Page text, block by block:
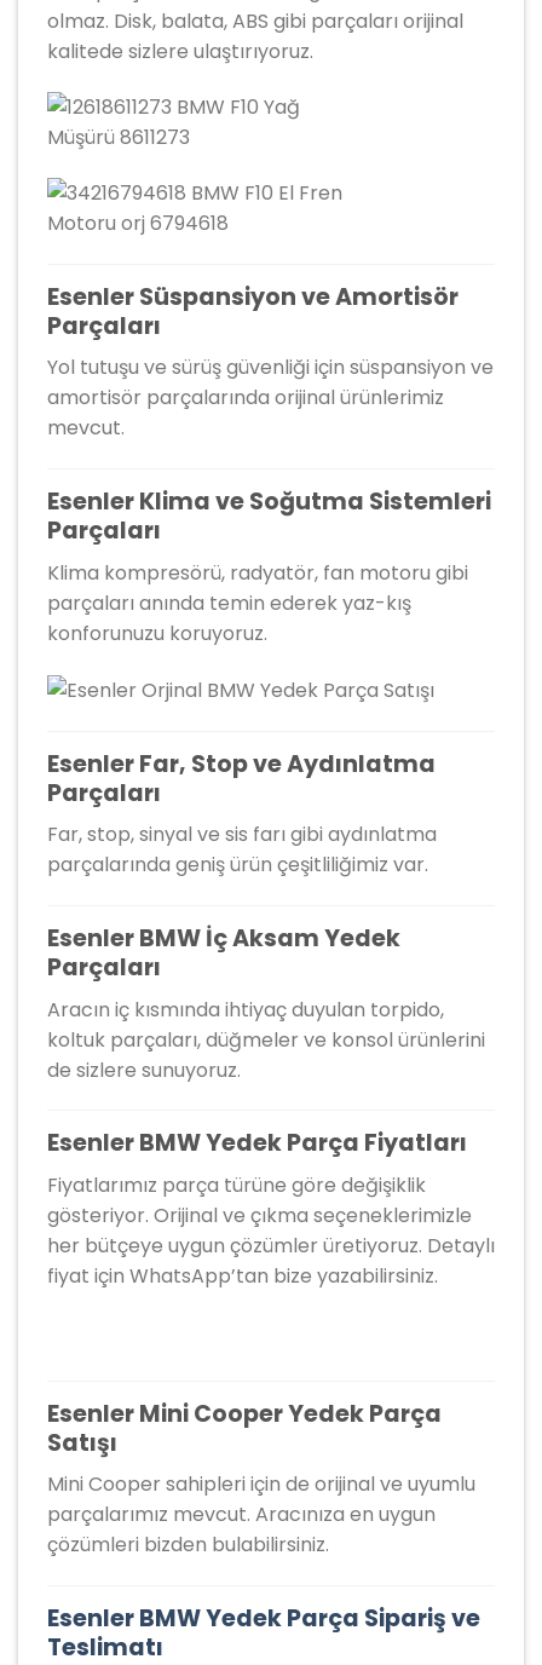
olmaz. Disk, balata, ABS gibi parçaları orijinal
kalitede sizlere ulaştırıyoruz.
Esenler Süspansiyon ve Amortisör
Parçaları
Yol tutuşu ve sürüş güvenliği için süspansiyon ve
amortisör parçalarında orijinal ürünlerimiz
mevcut.
Esenler Klima ve Soğutma Sistemleri
Parçaları
Klima kompresörü, radyatör, fan motoru gibi
parçaları anında temin ederek yaz-kış
konforunuzu koruyoruz.
Esenler Far, Stop ve Aydınlatma
Parçaları
Far, stop, sinyal ve sis farı gibi aydınlatma
parçalarında geniş ürün çeşitliliğimiz var.
Esenler BMW İç Aksam Yedek
Parçaları
Aracın iç kısmında ihtiyaç duyulan torpido,
koltuk parçaları, düğmeler ve konsol ürünlerini
de sizlere sunuyoruz.
Esenler BMW Yedek Parça Fiyatları
Fiyatlarımız parça türüne göre değişiklik
gösteriyor. Orijinal ve çıkma seçeneklerimizle
her bütçeye uygun çözümler üretiyoruz. Detaylı
fiyat için WhatsApp’tan bize yazabilirsiniz.
Esenler Mini Cooper Yedek Parça
Satışı
Mini Cooper sahipleri için de orijinal ve uyumlu
parçalarımız mevcut. Aracınıza en uygun
çözümleri bizden bulabilirsiniz.
Esenler BMW Yedek Parça Sipariş ve
Teslimatı